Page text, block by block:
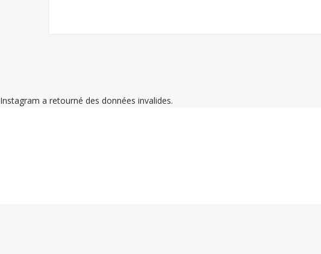
Instagram a retourné des données invalides.